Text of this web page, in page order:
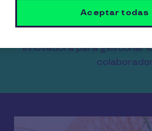
Somos líderes del
innovadora para gestionar
Aceptar todas